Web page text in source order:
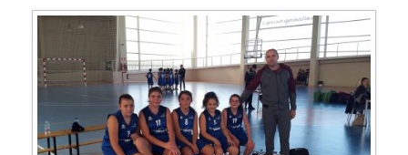
València Basket contra el Barça Lassa, en el que el València va
aconseguir la […]